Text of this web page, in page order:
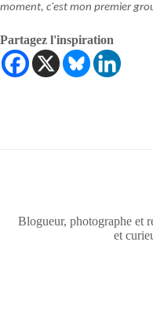
moment, c'est mon premier
Partagez l'inspiration
Blogueur, photographe et
et